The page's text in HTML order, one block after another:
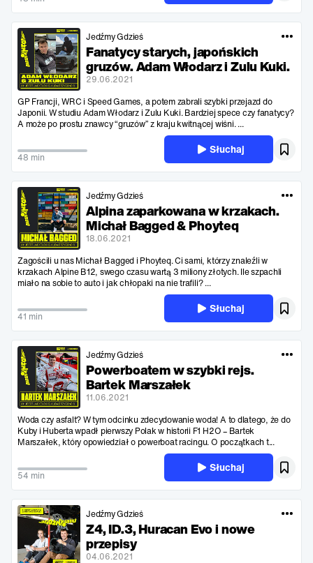
Jedźmy Gdzieś
Fanatycy starych, japońskich
gruzów. Adam Włodarz i Zulu Kuki.
29.06.2021
GP Francji, WRC i Speed Games, a potem zabrali szybki przejazd do
Japonii. W studiu Adam Włodarz i Zulu Kuki. Bardziej spece czy fanatycy?
A może po prostu znawcy “gruzów” z kraju kwitnącej wiśni. ...
48 min
Słuchaj
Jedźmy Gdzieś
Alpina zaparkowana w krzakach.
Michał Bagged & Phoyteq
18.06.2021
Zagościli u nas Michał Bagged i Phoyteq. Ci sami, którzy znaleźli w
krzakach Alpine B12, swego czasu wartą 3 miliony złotych. Ile szpachli
miało na sobie to auto i jak chłopaki na nie trafili? ...
41 min
Słuchaj
Jedźmy Gdzieś
Powerboatem w szybki rejs.
Bartek Marszałek
11.06.2021
Woda czy asfalt? W tym odcinku zdecydowanie woda! A to dlatego, że do
Kuby i Huberta wpadł pierwszy Polak w historii F1 H2O – Bartek
Marszałek, który opowiedział o powerboat racingu. O początkach t...
54 min
Słuchaj
Jedźmy Gdzieś
Z4, ID.3, Huracan Evo i nowe
przepisy
04.06.2021